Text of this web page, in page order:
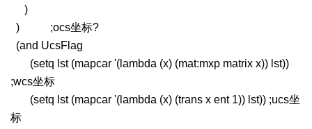
)
) ;ocs坐标?
(and UcsFlag
(setq lst (mapcar '(lambda (x) (mat:mxp matrix x)) lst))
;wcs坐标
(setq lst (mapcar '(lambda (x) (trans x ent 1)) lst)) ;ucs坐
标